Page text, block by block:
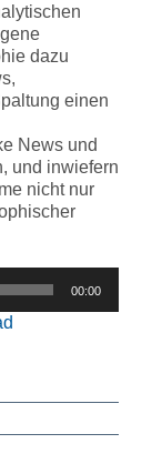
dazu
einen
News und
und inwiefern
nicht nur
00:00